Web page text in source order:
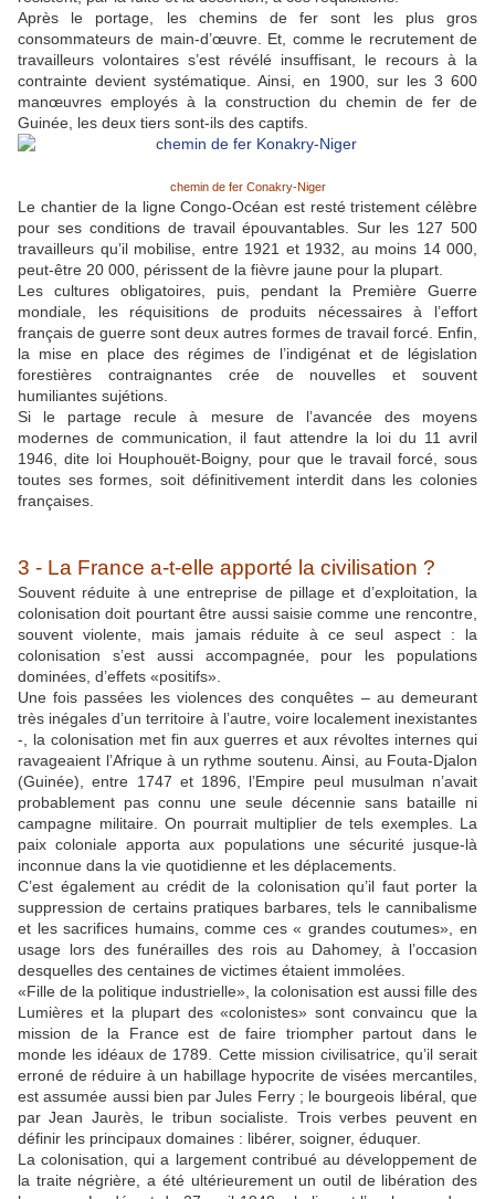
Après le portage, les chemins de fer sont les plus gros
consommateurs de main-d’œuvre. Et, comme le recrutement de
travailleurs volontaires s’est révélé insuffisant, le recours à la
contrainte devient systématique. Ainsi, en 1900, sur les 3 600
manœuvres employés à la construction du chemin de fer de
Guinée, les deux tiers sont-ils des captifs.
chemin de fer Conakry-Niger
Le chantier de la ligne Congo-Océan est resté tristement célèbre
pour ses conditions de travail épouvantables. Sur les 127 500
travailleurs qu’il mobilise, entre 1921 et 1932, au moins 14 000,
peut-être 20 000, périssent de la fièvre jaune pour la plupart.
Les cultures obligatoires, puis, pendant la Première Guerre
mondiale, les réquisitions de produits nécessaires à l’effort
français de guerre sont deux autres formes de travail forcé. Enfin,
la mise en place des régimes de l’indigénat et de législation
forestières contraignantes crée de nouvelles et souvent
humiliantes sujétions.
Si le partage recule à mesure de l’avancée des moyens
modernes de communication, il faut attendre la loi du 11 avril
1946, dite loi Houphouët-Boigny, pour que le travail forcé, sous
toutes ses formes, soit définitivement interdit dans les colonies
françaises.
3 - La France a-t-elle apporté la civilisation ?
Souvent réduite à une entreprise de pillage et d’exploitation, la
colonisation doit pourtant être aussi saisie comme une rencontre,
souvent violente, mais jamais réduite à ce seul aspect : la
colonisation s’est aussi accompagnée, pour les populations
dominées, d’effets «positifs».
Une fois passées les violences des conquêtes – au demeurant
très inégales d’un territoire à l’autre, voire localement inexistantes
-, la colonisation met fin aux guerres et aux révoltes internes qui
ravageaient l’Afrique à un rythme soutenu. Ainsi, au Fouta-Djalon
(Guinée), entre 1747 et 1896, l’Empire peul musulman n’avait
probablement pas connu une seule décennie sans bataille ni
campagne militaire. On pourrait multiplier de tels exemples. La
paix coloniale apporta aux populations une sécurité jusque-là
inconnue dans la vie quotidienne et les déplacements.
C’est également au crédit de la colonisation qu’il faut porter la
suppression de certains pratiques barbares, tels le cannibalisme
et les sacrifices humains, comme ces « grandes coutumes», en
usage lors des funérailles des rois au Dahomey, à l’occasion
desquelles des centaines de victimes étaient immolées.
«Fille de la politique industrielle», la colonisation est aussi fille des
Lumières et la plupart des «colonistes» sont convaincu que la
mission de la France est de faire triompher partout dans le
monde les idéaux de 1789. Cette mission civilisatrice, qu’il serait
erroné de réduire à un habillage hypocrite de visées mercantiles,
est assumée aussi bien par Jules Ferry ; le bourgeois libéral, que
par Jean Jaurès, le tribun socialiste. Trois verbes peuvent en
définir les principaux domaines : libérer, soigner, éduquer.
La colonisation, qui a largement contribué au développement de
la traite négrière, a été ultérieurement un outil de libération des